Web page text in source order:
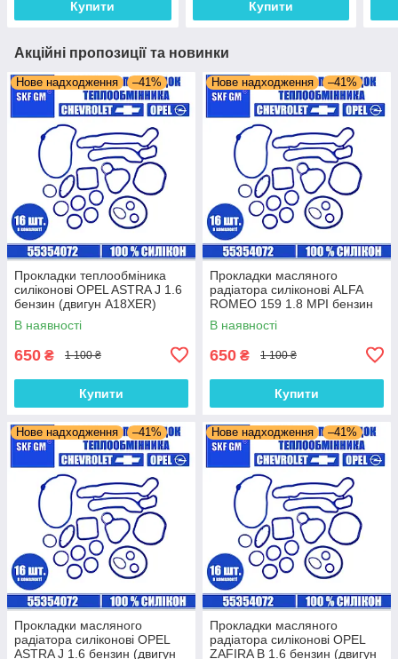
Купити
Купити
Акційні пропозиції та новинки
Нове надходження –41%
Прокладки теплообміника
силіконові OPEL ASTRA J 1.6
бензин (двигун A18XER)
комплект 16 шт.
В наявності
650 ₴ 1 100 ₴
Купити
Нове надходження –41%
Прокладки масляного
радіатора силіконові ALFA
ROMEO 159 1.8 MPI бензин
(двигун 939A4.000) комплект
16 шт.
В наявності
650 ₴ 1 100 ₴
Купити
Нове надходження –41%
Прокладки масляного
радіатора силіконові OPEL
ASTRA J 1.6 бензин (двигун
Нове надходження –41%
Прокладки масляного
радіатора силіконові OPEL
ZAFIRA B 1.6 бензин (двигун